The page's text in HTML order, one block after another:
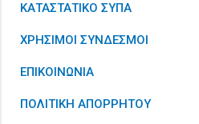
ΚΑΤΑΣΤΑΤΙΚΟ ΣΥΠΑ
ΧΡΗΣΙΜΟΙ ΣΥΝΔΕΣΜΟΙ
ΕΠΙΚΟΙΝΩΝΙΑ
ΠΟΛΙΤΙΚΗ ΑΠΟΡΡΗΤΟΥ